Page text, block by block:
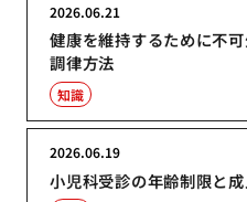
健康を維持するために不
調律方法
2026.06.21
知識
小児科受診の年齢制限と
2026.06.19